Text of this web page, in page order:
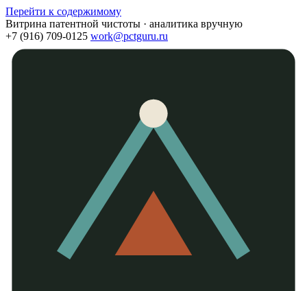
Перейти к содержимому
Витрина патентной чистоты · аналитика вручную
+7 (916) 709-0125 work@pctguru.ru